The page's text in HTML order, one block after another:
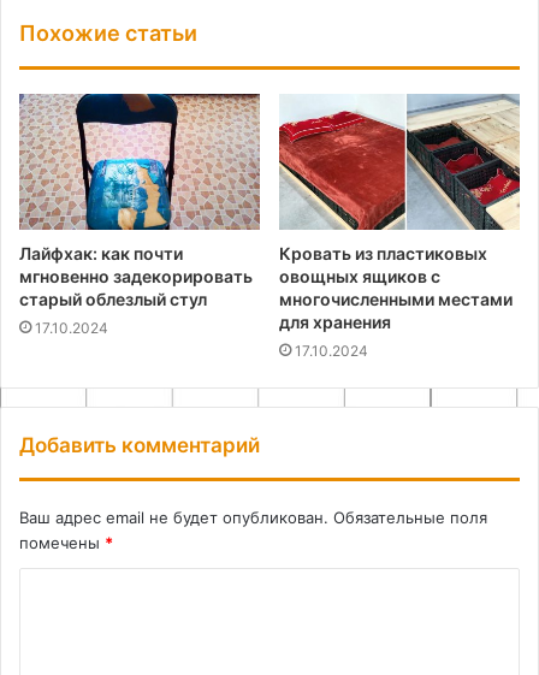
Похожие статьи
Лайфхак: как почти
мгновенно задекорировать
старый облезлый стул
17.10.2024
Кровать из пластиковых
овощных ящиков с
многочисленными местами
для хранения
17.10.2024
Добавить комментарий
Ваш адрес email не будет опубликован. Обязательные поля
помечены *